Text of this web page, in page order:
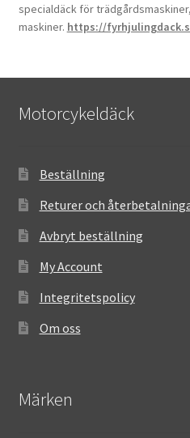
specialdäck för
maskiner. https://
Motorcykeldäck
Beställning
Returer och
Avbryt beställning
My Account
Integritetspolicy
Om oss
Märken